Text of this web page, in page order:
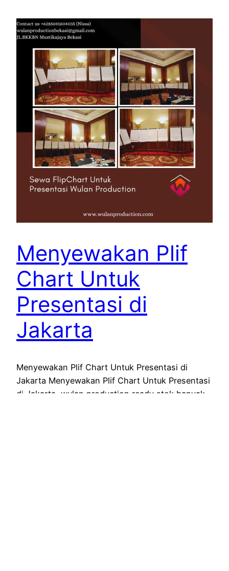
Menyewakan Plif
Chart Untuk
Presentasi di
Jakarta
Menyewakan Plif Chart Untuk Presentasi di
Jakarta Menyewakan Plif Chart Untuk Presentasi
di Jakarta, wulan production ready stok banyak